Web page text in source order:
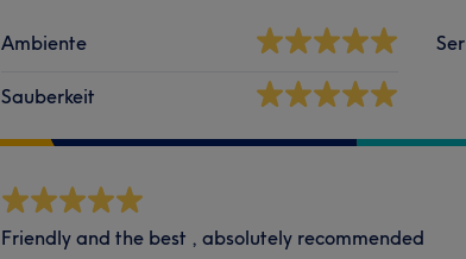
Ambiente
Sauberkeit
Friendly and the best , absolutely recommended